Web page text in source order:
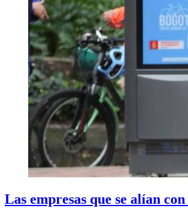
Las empresas que se alían